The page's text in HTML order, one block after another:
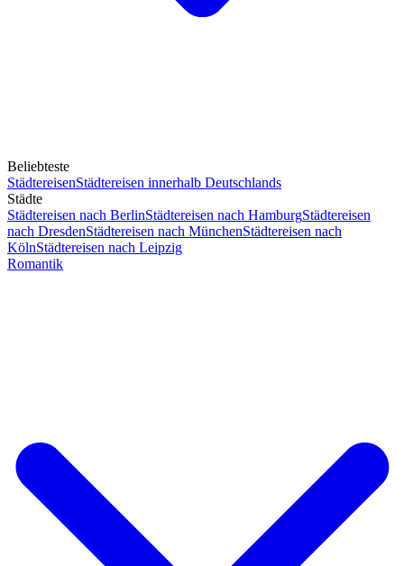
Beliebteste
StädtereisenStädtereisen innerhalb Deutschlands
Städte
Städtereisen nach BerlinStädtereisen nach HamburgStädtereisen
nach DresdenStädtereisen nach MünchenStädtereisen nach
KölnStädtereisen nach Leipzig
Romantik